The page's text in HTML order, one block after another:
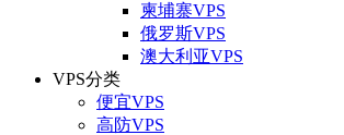
柬埔寨VPS
俄罗斯VPS
澳大利亚VPS
VPS分类
便宜VPS
高防VPS